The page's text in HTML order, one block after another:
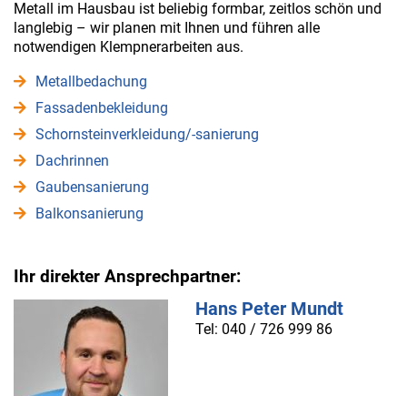
Metall im Hausbau ist beliebig formbar, zeitlos schön und
langlebig – wir planen mit Ihnen und führen alle
notwendigen Klempnerarbeiten aus.
Metallbedachung
Fassadenbekleidung
Schornsteinverkleidung/-sanierung
Dachrinnen
Gaubensanierung
Balkonsanierung
Ihr direkter Ansprechpartner:
Hans Peter Mundt
Tel: 040 / 726 999 86